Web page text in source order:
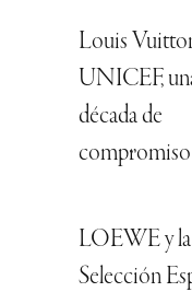
Louis
UNICEF,
década de
compromiso
LOEWE y la
Selección